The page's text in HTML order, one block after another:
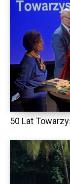
50 Lat